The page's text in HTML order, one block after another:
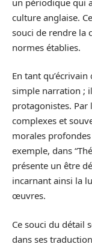
culture anglaise.
souci de rendre la
normes établies.
En tant
simple narration ;
protagonistes. Par
complexes et
morales
exemple, dans
présente un être
incarnant ainsi la
œuvres.
Ce souci du détail
dans ses